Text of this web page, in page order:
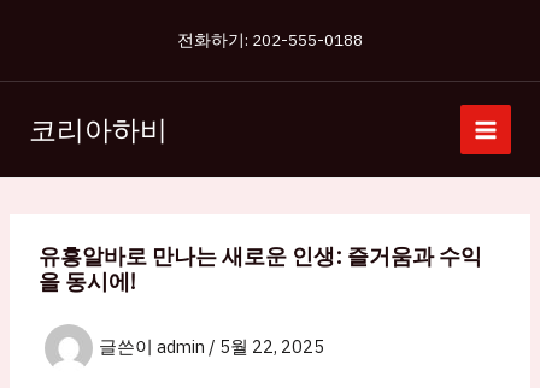
츠
너
전화하기: 202-555-0188
코리아하비
유흥알바로 만나는 새로운 인생: 즐거움과 수익
을 동시에!
글쓴이 admin / 5월 22, 2025